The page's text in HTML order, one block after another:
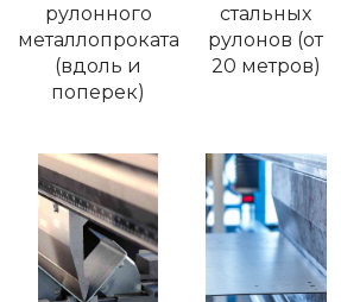
рулонного
металлопроката
(вдоль и
поперек)
стальных
рулонов (от
20 метров)